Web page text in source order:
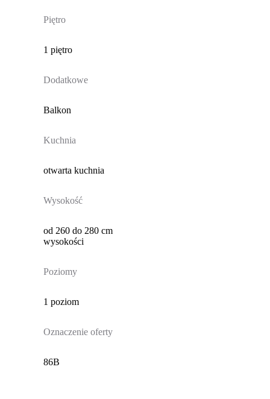
Piętro
1 piętro
Dodatkowe
Balkon
Kuchnia
otwarta kuchnia
Wysokość
od 260 do 280 cm
wysokości
Poziomy
1 poziom
Oznaczenie oferty
86B